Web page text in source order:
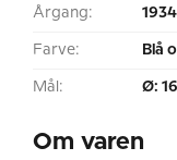
Årgang: 1934
Farve: Blå
Mål: Ø:
Om varen